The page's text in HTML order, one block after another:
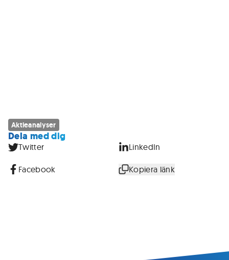
Aktieanalyser
Dela med dig
Twitter LinkedIn
Facebook Kopiera länk